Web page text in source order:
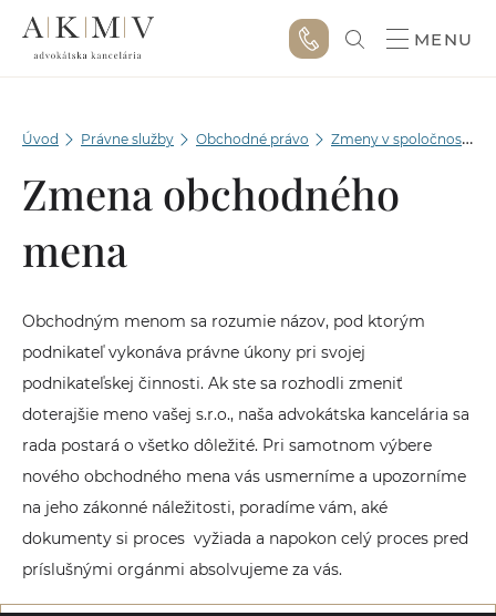
MENU
Úvod Právne služby Obchodné právo Zmeny v spoločnosti v OR
Zmena obchodného
mena
Obchodným menom sa rozumie názov, pod ktorým
podnikateľ vykonáva právne úkony pri svojej
podnikateľskej činnosti. Ak ste sa rozhodli zmeniť
doterajšie meno vašej s.r.o., naša advokátska kancelária sa
rada postará o všetko dôležité. Pri samotnom výbere
nového obchodného mena vás usmerníme a upozorníme
na jeho zákonné náležitosti, poradíme vám, aké
dokumenty si proces vyžiada a napokon celý proces pred
príslušnými orgánmi absolvujeme za vás.